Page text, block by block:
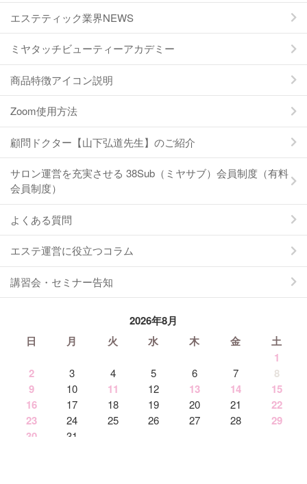
エステティック業界NEWS
ミヤタッチビューティーアカデミー
商品特徴アイコン説明
Zoom使用方法
顧問ドクター【山下弘道先生】のご紹介
サロン運営を充実させる 38Sub（ミヤサブ）会員制度（有料
会員制度）
よくある質問
エステ運営に役立つコラム
講習会・セミナー告知
2026年8月
日
月 火 水 木 金
土
1
2
3 4 5 6 7
8
9
10 11 12 13 14
15
16
17 18 19 20 21
22
23
24 25 26 27 28
29
30
31